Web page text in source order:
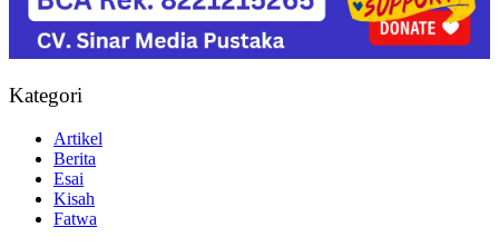
Kategori
Artikel
Berita
Esai
Kisah
Fatwa